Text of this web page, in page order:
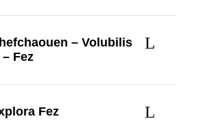
– Volubilis
Fez
Fez